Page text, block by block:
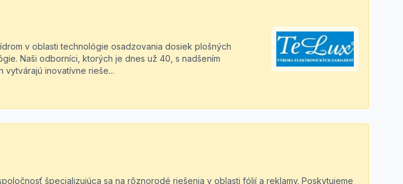
v oblasti technológie osadzovania dosiek plošných
Naši odborníci, ktorých je dnes už 40, s nadšením
vytvárajú inovatívne rieše...
špecializujúca sa na rôznorodé riešenia v oblasti fólií a reklamy. Poskytujeme